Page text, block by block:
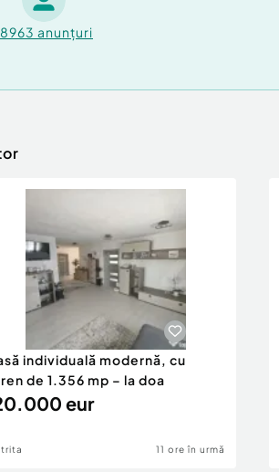
anunțuri
individuală modernă, cu
de 1.356 mp – la doa
eur
11 ore în urmă